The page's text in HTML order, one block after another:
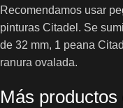
Recomendamos usar
pinturas Citadel. Se
de 32 mm, 1 peana
ranura ovalada.
Más